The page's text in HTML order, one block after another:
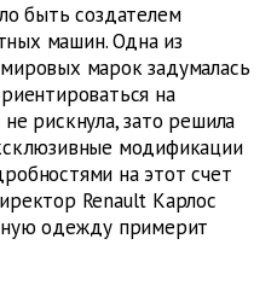
быть создателем
машин. Одна из
марок задумалась
на
рискнула, зато решила
модификации
на этот счет
Renault Карлос
одежду примерит